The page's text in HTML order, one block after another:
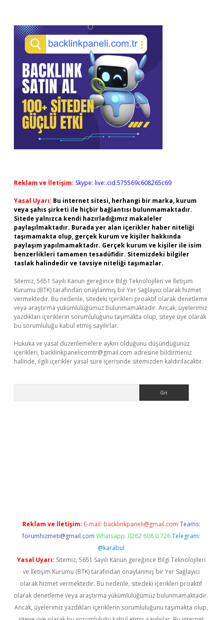
Reklam ve İletişim: Skype: live:.cid.575569c608265c69
Yasal Uyarı: Bu internet sitesi, herhangi bir marka, kurum
veya şahıs şirketi ile hiçbir bağlantısı bulunmamaktadır.
Sitede yalnızca kendi hazırladığımız makaleler
paylaşılmaktadır. Burada yer alan içerikler haber niteliği
taşımamakta olup, gerçek kurum ve kişiler hakkında
paylaşım yapılmamaktadır. Gerçek kurum ve kişiler ile isim
benzerlikleri tamamen tesadüfidir. Sitemizdeki bilgiler
taslak halindedir ve tavsiye niteliği taşımazlar.
Sitemiz, 5651 Sayılı Kanun gereğince Bilgi Teknolojileri ve İletişim
Kurumu (BTK) tarafından onaylanmış bir Yer Sağlayıcı olarak hizmet
vermektedir. Bu nedenle, sitedeki içerikleri proaktif olarak denetleme
veya araştırma yükümlülüğümüz bulunmamaktadır. Ancak, üyelerimiz
yazdıkları içeriklerin sorumluluğunu taşımakta olup, siteye üye olarak
bu sorumluluğu kabul etmiş sayılırlar.
Hukuka ve yasal düzenlemelere aykırı olduğunu düşündüğünüz
içerikleri, backlinkpanelicomtr@gmail.com adresine bildirmeniz
halinde, ilgili içerikler yasal süre içerisinde sitemizden kaldırılacaktır.
Reklam ve İletişim: E-mail: backlinkpaneli@gmail.com Teams:
forumhizmeti@gmail.com Whatsapp: 0262 606 0 726 Telegram:
@karabul
Yasal Uyarı: Sitemiz, 5651 Sayılı Kanun gereğince Bilgi Teknolojileri
ve İletişim Kurumu (BTK) tarafından onaylanmış bir Yer Sağlayıcı
olarak hizmet vermektedir. Bu nedenle, sitedeki içerikleri proaktif
olarak denetleme veya araştırma yükümlülüğümüz bulunmamaktadır.
Ancak, üyelerimiz yazdıkları içeriklerin sorumluluğunu taşımakta olup,